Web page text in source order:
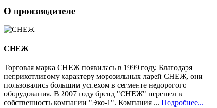
О производителе
СНЕЖ
Торговая марка СНЕЖ появилась в 1999 году. Благодаря
неприхотливому характеру морозильных ларей СНЕЖ, они
пользовались большим успехом в сегменте недорогого
оборудования. В 2007 году бренд "СНЕЖ" перешел в
собственность компании "Эко-1". Компания ... Подробнее...